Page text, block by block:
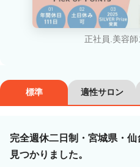
美容師スタイリスト
カラーリスト
ネイリスト
講師・インストラクター
雇用形態
正社員.美容
標準 適性サロン
完全週休二日制・宮城県・
見つかりました。